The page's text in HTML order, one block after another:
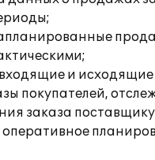
и
покупателей,
заказа
оперативное